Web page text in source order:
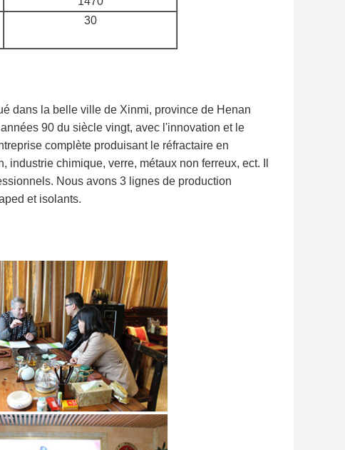
30
dans la belle ville de Xinmi, province de Henan
90 du siècle vingt, avec l'innovation et le
complète produisant le réfractaire en
chimique, verre, métaux non ferreux, ect. Il
Nous avons 3 lignes de production
et isolants.